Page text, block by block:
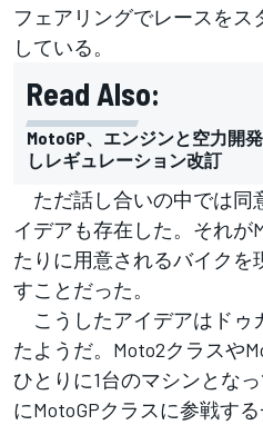
フェアリングでレースを
している。
Read Also:
MotoGP、エンジンと空力開
しレギュレーション改訂
ただ話し合いの中では同
イデアも存在した。それが
たりに用意されるバイクを
すことだった。
こうしたアイデアはドゥ
たようだ。Moto2クラスや
ひとりに1台のマシンとな
にMotoGPクラスに参戦す